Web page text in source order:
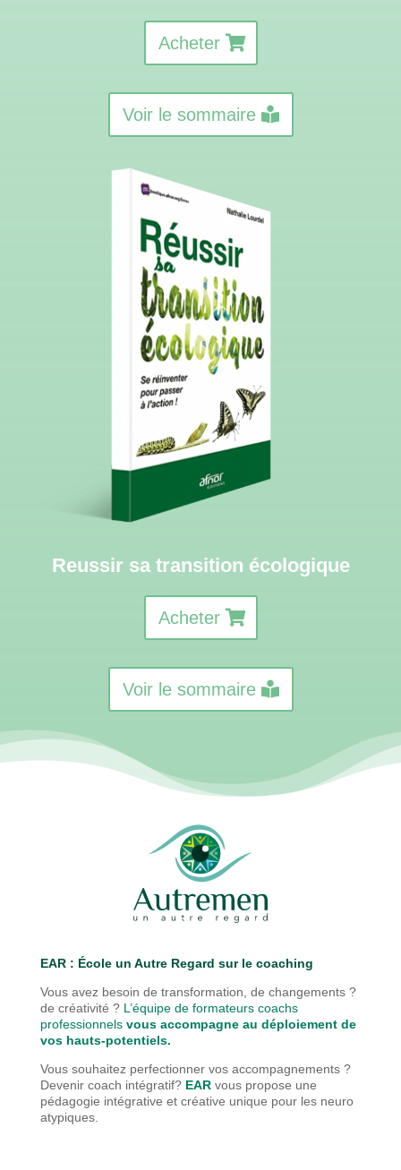
Acheter
Voir le sommaire
Reussir sa transition écologique
Acheter
Voir le sommaire
EAR : École un Autre Regard sur le coaching
Vous avez besoin de transformation, de changements ?
de créativité ? L’équipe de formateurs coachs
professionnels vous accompagne au déploiement de
vos hauts-potentiels.
Vous souhaitez perfectionner vos accompagnements ?
Devenir coach intégratif? EAR vous propose une
pédagogie intégrative et créative unique pour les neuro
atypiques.